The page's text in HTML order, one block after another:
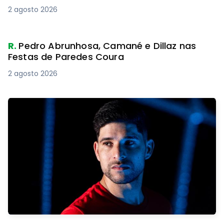
2 agosto 2026
R. Pedro Abrunhosa, Camané e Dillaz nas
Festas de Paredes Coura
2 agosto 2026